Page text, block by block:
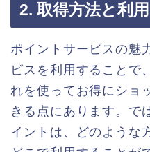
2. 取得方法と利
ポイントサービスの魅
ビスを利用することで
れを使ってお得にショ
きる点にあります。で
イントは、どのような